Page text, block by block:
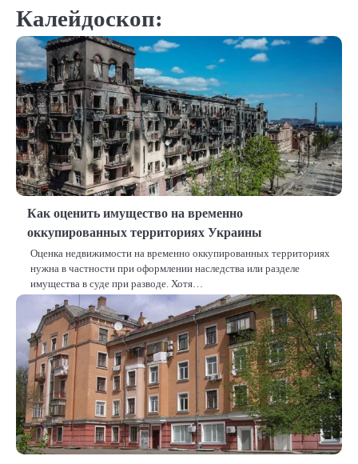
Калейдоскоп:
Как оценить имущество на временно
оккупированных территориях Украины
Оценка недвижимости на временно оккупированных территориях
нужна в частности при оформлении наследства или разделе
имущества в суде при разводе. Хотя…